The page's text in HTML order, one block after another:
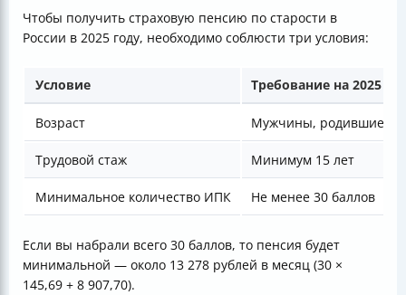
Чтобы получить страховую пенсию по старости в
России в 2025 году, необходимо соблюсти три условия:
Условие Требование на 2025
Возраст Мужчины, родившиеся
Трудовой стаж Минимум 15 лет
Минимальное количество ИПК Не менее 30 баллов
Если вы набрали всего 30 баллов, то пенсия будет
минимальной — около 13 278 рублей в месяц (30 ×
145,69 + 8 907,70).